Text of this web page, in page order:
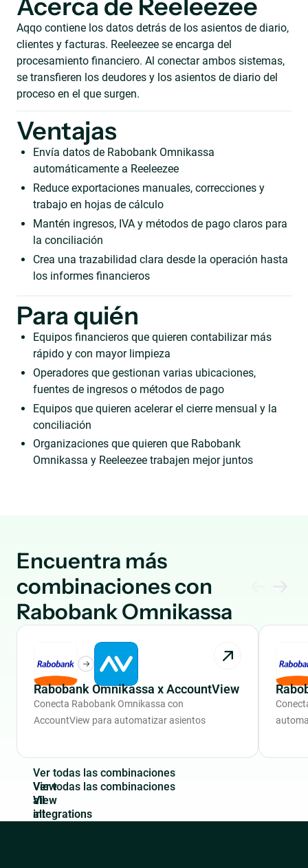
Acerca de Reeleezee
Aqqo contiene los datos detrás de los asientos de diario,
clientes y facturas. Reeleezee se encarga del
procesamiento financiero. Al conectar ambos sistemas,
se transfieren los deudores y los asientos de diario del
proceso en el que surgen.
Ventajas
Envía datos de Rabobank Omnikassa
automáticamente a Reeleezee
Reduce exportaciones manuales, correcciones y
trabajo en hojas de cálculo
Mantén ingresos, IVA y métodos de pago claros para
la conciliación
Crea una trazabilidad clara desde la operación hasta
los informes financieros
Para quién
Equipos financieros que quieren contabilizar más
rápido y con mayor limpieza
Operadores que gestionan varias ubicaciones,
fuentes de ingresos o métodos de pago
Equipos que quieren acelerar el cierre mensual y la
conciliación
Organizaciones que quieren que Rabobank
Omnikassa y Reeleezee trabajen mejor juntos
Encuentra más
combinaciones con
Rabobank Omnikassa
Rabobank Omnikassa x AccountView
Conecta Rabobank Omnikassa con
AccountView para automatizar asientos
Ver todas as combinaciones
View
all
integrations